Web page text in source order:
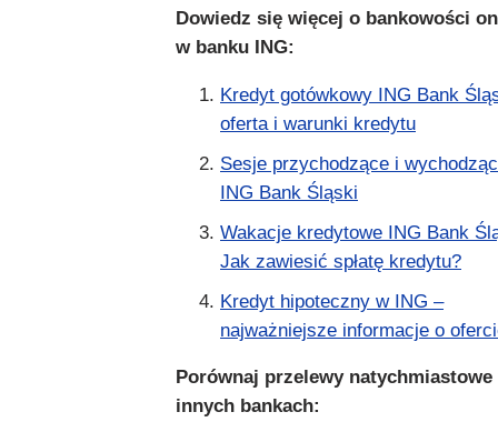
Dowiedz się więcej o bankowości
w banku ING:
Kredyt gotówkowy ING Bank
oferta i warunki kredytu
Sesje przychodzące i
ING Bank Śląski
Wakacje kredytowe ING Bank
Jak zawiesić spłatę kredytu?
Kredyt hipoteczny w ING –
najważniejsze informacje o
Porównaj przelewy natychmiastowe
innych bankach: